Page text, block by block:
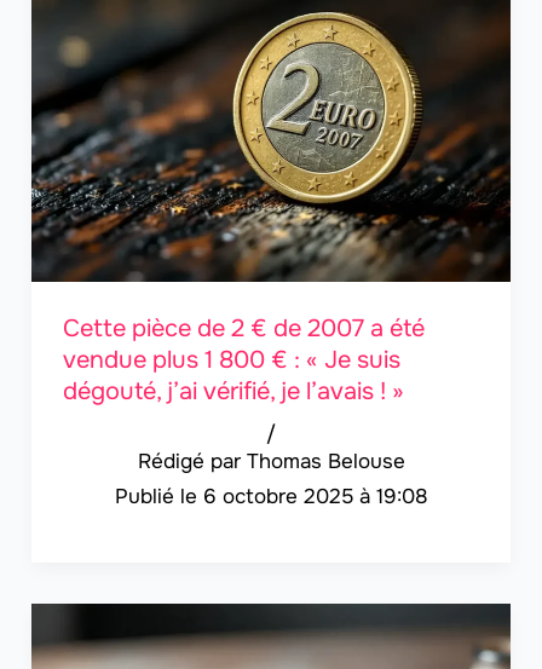
Cette pièce de 2 € de 2007 a été
vendue plus 1 800 € : « Je suis
dégouté, j’ai vérifié, je l’avais ! »
Thomas Belouse
/
6 octobre 2025 à 19:08